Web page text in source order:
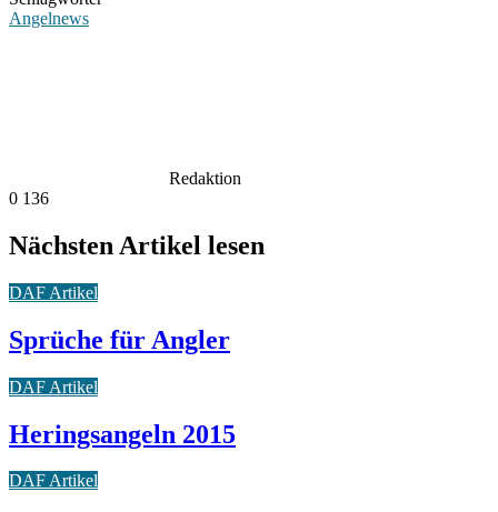
Angelnews
Redaktion
0 136
Nächsten Artikel lesen
DAF Artikel
Sprüche für Angler
DAF Artikel
Heringsangeln 2015
DAF Artikel